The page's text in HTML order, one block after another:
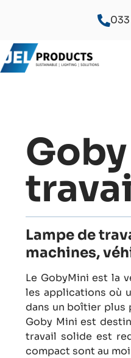
Lampe de
machines,
Le GobyMini est la
les applications où
dans un boîtier plus
Goby Mini est
travail solide est
compact sont au